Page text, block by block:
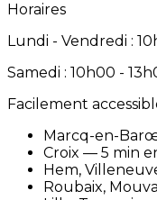
Horaires
Lundi - Vendredi :
Samedi : 10h00 -
Facilement
Marcq-en-
Croix — 5 min
Hem,
Roubaix,